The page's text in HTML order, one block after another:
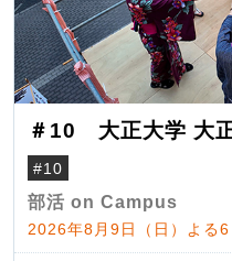
＃10 大正大学 大
#10
部活 on Campus
2026年8月9日（日）よる